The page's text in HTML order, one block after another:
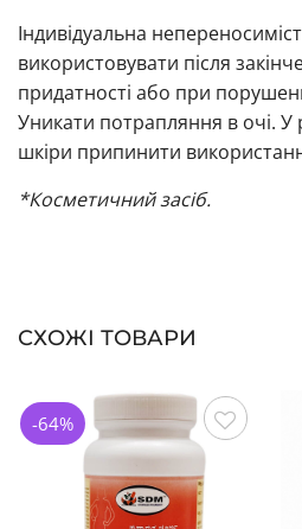
Індивідуальна
використовувати після
придатності або при
Уникати потрапляння в очі. У
шкіри припинити
*Косметичний засіб.
СХОЖІ ТОВАРИ
-64%